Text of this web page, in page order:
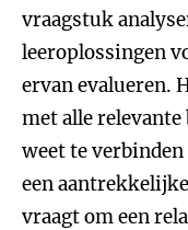
vraagstuk
leeroplossingen
ervan evalueren.
met alle
weet te
een
vraagt om een